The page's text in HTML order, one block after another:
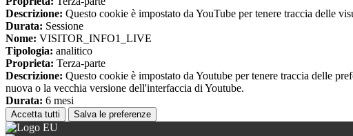
Descrizione: Questo cookie è impostato da YouTube per tenere traccia delle
Durata: Sessione
Nome: VISITOR_INFO1_LIVE
Tipologia: analitico
Proprieta: Terza-parte
Descrizione: Questo cookie è impostato da Youtube per tenere traccia delle
nuova o la vecchia versione dell'interfaccia di Youtube.
Durata: 6 mesi
Accetta tutti Salva le preferenze